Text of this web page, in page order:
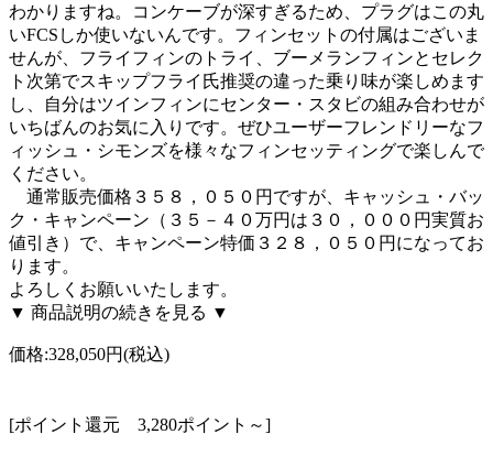
わかりますね。コンケーブが深すぎるため、プラグはこの丸
いFCSしか使いないんです。フィンセットの付属はございま
せんが、フライフィンのトライ、ブーメランフィンとセレク
ト次第でスキップフライ氏推奨の違った乗り味が楽しめます
し、自分はツインフィンにセンター・スタビの組み合わせが
いちばんのお気に入りです。ぜひユーザーフレンドリーなフ
ィッシュ・シモンズを様々なフィンセッティングで楽しんで
ください。
通常販売価格３５８，０５０円ですが、キャッシュ・バッ
ク・キャンペーン（３５－４０万円は３０，０００円実質お
値引き）で、キャンペーン特価３２８，０５０円になってお
ります。
よろしくお願いいたします。
▼ 商品説明の続きを見る ▼
価格:328,050円(税込)
[ポイント還元 3,280ポイント～]